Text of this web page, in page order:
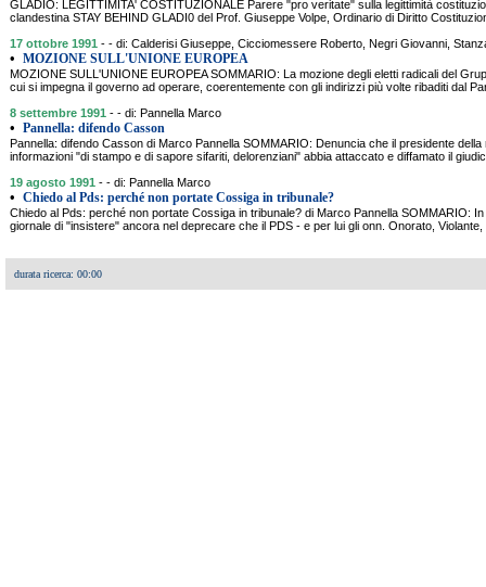
GLADIO: LEGITTIMITA' COSTITUZIONALE Parere "pro veritate" sulla legittimità
clandestina STAY BEHIND GLADI0 del Prof. Giuseppe Volpe, Ordinario di Diritto
17 ottobre 1991 - - di: Calderisi Giuseppe, Cicciomessere Roberto, Negri Giovanni,
• MOZIONE SULL'UNIONE EUROPEA
MOZIONE SULL'UNIONE EUROPEA SOMMARIO: La mozione degli eletti radicali del
cui si impegna il governo ad operare, coerentemente con gli indirizzi più volte ribaditi dal
8 settembre 1991 - - di: Pannella Marco
• Pannella: difendo Casson
Pannella: difendo Casson di Marco Pannella SOMMARIO: Denuncia che il presidente
informazioni "di stampo e di sapore sifariti, delorenziani" abbia attaccato e diffamato il
19 agosto 1991 - - di: Pannella Marco
• Chiedo al Pds: perché non portate Cossiga in tribunale?
Chiedo al Pds: perché non portate Cossiga in tribunale? di Marco Pannella SOMMARIO:
giornale di "insistere" ancora nel deprecare che il PDS - e per lui gli onn. Onorato,
durata ricerca: 00:00